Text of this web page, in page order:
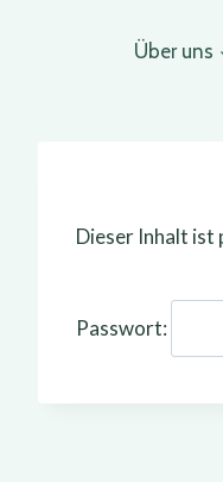
Über uns
Dieser Inhalt ist
Passwort: